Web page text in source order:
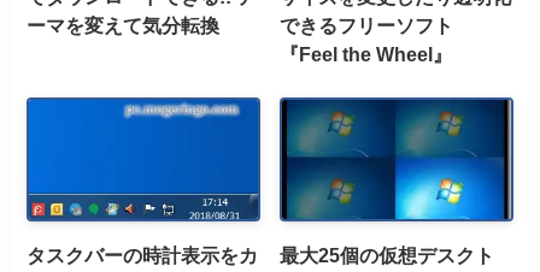
ーマを変えて気分転換
できるフリーソフト
『Feel the Wheel』
タスクバーの時計表示をカ 最大25個の仮想デスクト